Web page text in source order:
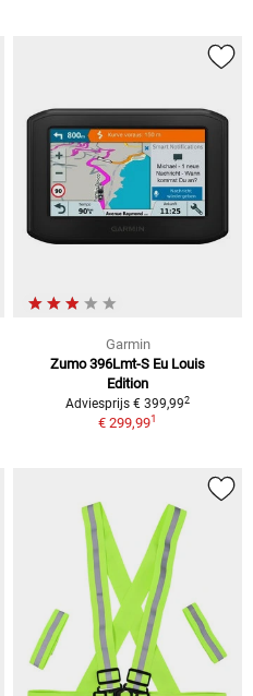
Garmin
Zumo 396Lmt-S Eu Louis
Edition
Adviesprijs € 399,992
€ 299,991